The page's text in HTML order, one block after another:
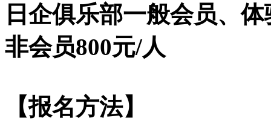
日企俱乐部一般会员、
非会员800元/人
【报名方法】